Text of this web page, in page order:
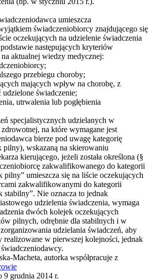
umieszcza
świadczeniobiorcy znajdującego się
oczekujących na udzielenie świadczenia
następujących kryteriów
aktualnej wiedzy medycznej:
przebiegu choroby;
mających wpływ na chorobę, z
świadczenie;
utrwalenia lub pogłębienia
specjalistycznych udzielanych w
na które wymagane jest
bierze pod uwagę kategorię
pilny), wskazaną na skierowaniu
kierującego, jeżeli została określona (§
zakwalifikowanego do kategorii
pilny” umieszcza się na liście oczekujących
zakwalifikowanymi do kategorii
stabilny”. Nie oznacza to jednak
udzielenia świadczenia, wymaga
dwóch kolejek oczekujących
pilnych, odrębnie dla stabilnych i w
udzielania świadczeń, aby
realizowane w pierwszej kolejności, jednak
Macheta, autorka współpracuje z
9 grudnia 2014 r.